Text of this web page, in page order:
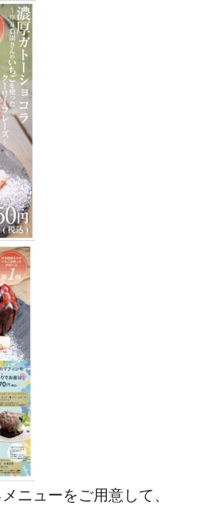
ニューをご用意して、